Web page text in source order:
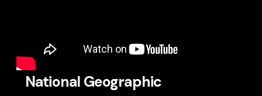
National Geographic